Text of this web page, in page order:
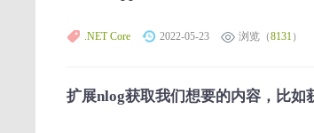
.NET Core 2022-05-23 浏览（8131）
扩展nlog获取我们想要的内容，比如